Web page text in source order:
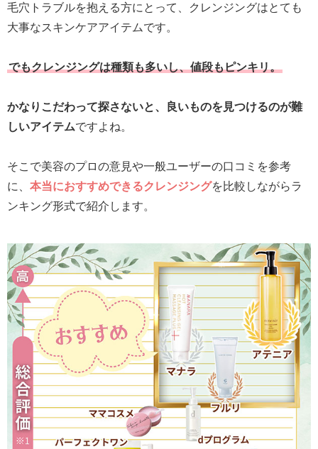
毛穴トラブルを抱える方にとって、クレンジングはとても
大事なスキンケアアイテムです。
でもクレンジングは種類も多いし、値段もピンキリ。
かなりこだわって探さないと、良いものを見つけるのが難
しいアイテムですよね。
そこで美容のプロの意見や一般ユーザーの口コミを参考
に、 本当におすすめできるクレンジングを比較しながらラ
ンキング形式で紹介します。